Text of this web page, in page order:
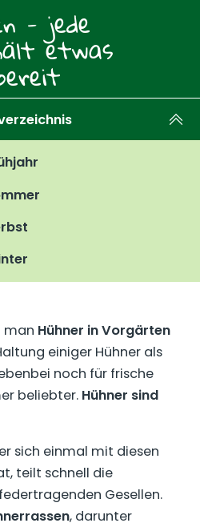
- jede
etwas
man Hühner in Vorgärten
einiger Hühner als
noch für frische
beliebter. Hühner sind
sich einmal mit diesen
teilt schnell die
Gesellen.
, darunter